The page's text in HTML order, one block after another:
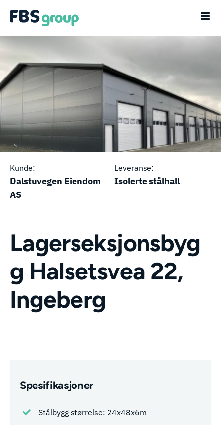
Kunde:
Dalstuvegen Eiendom
AS
Leveranse:
Isolerte stålhall
Lagerseksjonsbyg
g Halsetsvea 22,
Ingeberg
Spesifikasjoner
Stålbygg størrelse: 24x48x6m